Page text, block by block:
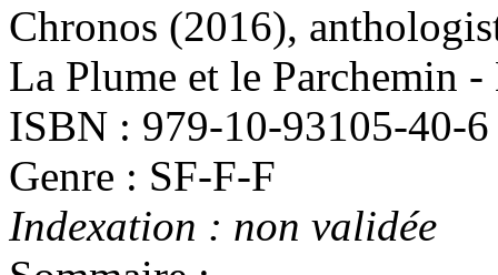
Chronos (2016),
La Plume et le Parchemin
ISBN : 979-10-93105-40-6
Genre : SF-F-F
Indexation : non validée